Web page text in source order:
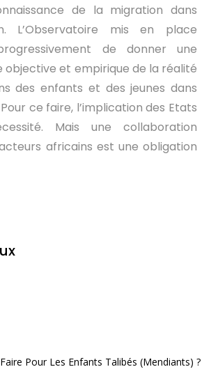
de la migration dans
L’Observatoire mis en place
de donner une
objective et empirique de la réalité
des enfants et des jeunes dans
ce faire, l’implication des Etats
Mais une collaboration
africains est une obligation
Pour Les Enfants Talibés (Mendiants) ?